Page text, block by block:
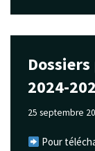
2024-
25 septembre
Pour